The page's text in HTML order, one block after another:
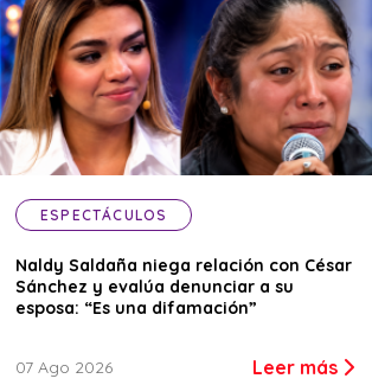
ESPECTÁCULOS
Naldy Saldaña niega relación con César
Sánchez y evalúa denunciar a su
esposa: “Es una difamación”
07 Ago 2026 Leer más